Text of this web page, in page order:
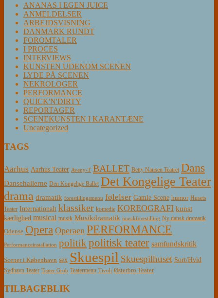
ANANAS I EGEN JUICE
ANMELDELSER
ARBEJDSVISNING
DANMARK RUNDT
FOROMTALER
I PROCES
INTERVIEWS
KUNSTEN UDENOM SCENEN
LYDE PÅ SCENEN
NEKROLOGER
PERFORMANCE
QUICK'N'DIRTY
REPORTAGER
SCENEKUNSTEN I KARANTÆNE
Uncategorized
TAGS
Aarhus Aarhus Teater Aveny-T BALLET Betty Nansen Teatret Dans
Dansehallerne Den Kongelige Ballet Det Kongelige Teater
drama dramatik forestillingsmenu følelser Gamle Scene humor Husets
Teater Internationalt klassiker komedie KOREOGRAFI kunst
kærlighed musical musik Musikdramatik musikforestilling Ny dansk dramatik
Odense Opera Operaen PERFORMANCE
Performanceinstallation politikpolitisk teater samfundskritik
Scener i København sex Skuespil Skuespilhuset Sort/Hvid
Sydhavn Teater Teater Grob Teatermenu Tivoli Østerbro Teater
TILBAGEBLIK